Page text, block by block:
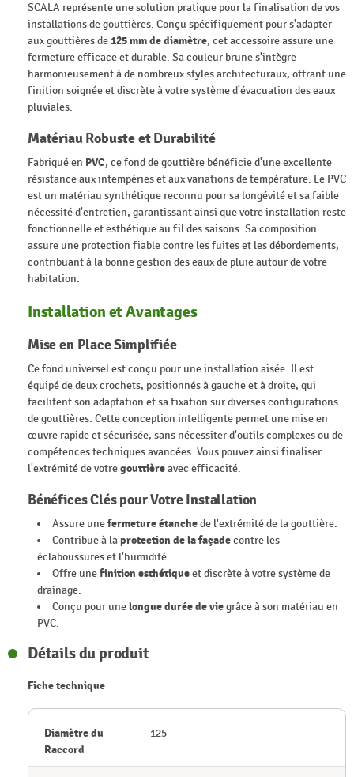
SCALA représente une solution pratique pour la finalisation de vos
installations de gouttières. Conçu spécifiquement pour s'adapter
aux gouttières de125 mm de diamètre, cet accessoire assure une
fermeture efficace et durable. Sa couleur brune s'intègre
harmonieusement à de nombreux styles architecturaux, offrant une
finition soignée et discrète à votre système d'évacuation des eaux
pluviales.
Matériau Robuste et Durabilité
Fabriqué en PVC, ce fond de gouttière bénéficie d'une excellente
résistance aux intempéries et aux variations de température. Le PVC
est un matériau synthétique reconnu pour sa longévité et sa faible
nécessité d'entretien, garantissant ainsi que votre installation reste
fonctionnelle et esthétique au fil des saisons. Sa composition
assure une protection fiable contre les fuites et les débordements,
contribuant à la bonne gestion des eaux de pluie autour de votre
habitation.
Installation et Avantages
Mise en Place Simplifiée
Ce fond universel est conçu pour une installation aisée. Il est
équipé de deux crochets, positionnés à gauche et à droite, qui
facilitent son adaptation et sa fixation sur diverses configurations
de gouttières. Cette conception intelligente permet une mise en
œuvre rapide et sécurisée, sans nécessiter d'outils complexes ou de
compétences techniques avancées. Vous pouvez ainsi finaliser
l'extrémité de votregouttièreavec efficacité.
Bénéfices Clés pour Votre Installation
Assure unefermeture étanchede l'extrémité de la gouttière.
Contribue à laprotection de la façadecontre les
éclaboussures et l'humidité.
Offre unefinition esthétiqueet discrète à votre système de
drainage.
Conçu pour unelongue durée de viegrâce à son matériau en
PVC.
Détails du produit
Fiche technique
Diamètre du
Raccord
125